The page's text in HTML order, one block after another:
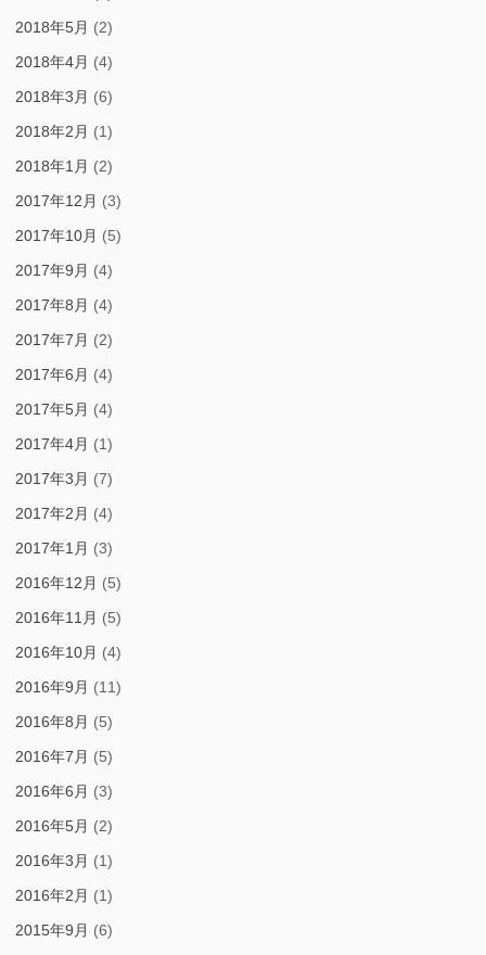
2018年5月 (2)
2018年4月 (4)
2018年3月 (6)
2018年2月 (1)
2018年1月 (2)
2017年12月 (3)
2017年10月 (5)
2017年9月 (4)
2017年8月 (4)
2017年7月 (2)
2017年6月 (4)
2017年5月 (4)
2017年4月 (1)
2017年3月 (7)
2017年2月 (4)
2017年1月 (3)
2016年12月 (5)
2016年11月 (5)
2016年10月 (4)
2016年9月 (11)
2016年8月 (5)
2016年7月 (5)
2016年6月 (3)
2016年5月 (2)
2016年3月 (1)
2016年2月 (1)
2015年9月 (6)